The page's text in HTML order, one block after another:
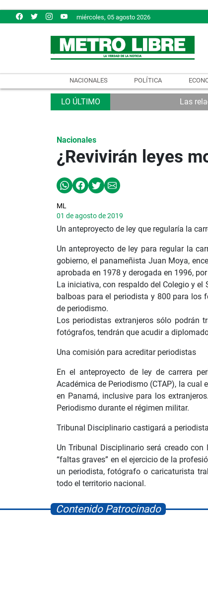
miércoles, 05 agosto 2026
NACIONALES POLÍTICA
Las
Nacionales
¿Revivirán leyes
ML
01 de agosto de 2019
Un anteproyecto de ley que regularía la
Un anteproyecto de ley para regular la
gobierno, el panameñista Juan Moya,
aprobada en 1978 y derogada en 1996,
La iniciativa, con respaldo del Colegio y
balboas para el periodista y 800 para los
de periodismo.
Los periodistas extranjeros sólo podrán
fotógrafos, tendrán que acudir a
Una comisión para acreditar periodistas
En el anteproyecto de ley de carrera
Académica de Periodismo (CTAP), la cual
en Panamá, inclusive para los
Periodismo durante el régimen militar.
Tribunal Disciplinario castigará a
Un Tribunal Disciplinario será creado
“faltas graves” en el ejercicio de la
un periodista, fotógrafo o caricaturista
todo el territorio nacional.
Contenido Patrocinado